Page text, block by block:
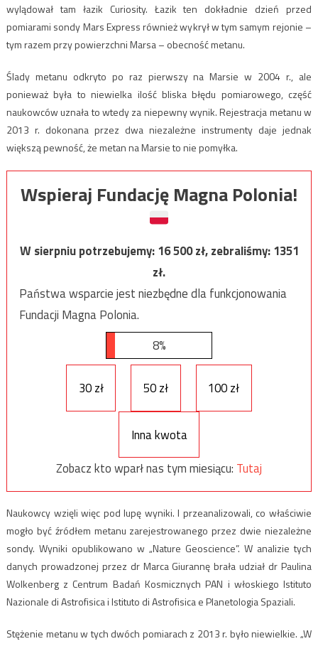
wylądował tam łazik Curiosity. Łazik ten dokładnie dzień przed
pomiarami sondy Mars Express również wykrył w tym samym rejonie –
tym razem przy powierzchni Marsa – obecność metanu.
Ślady metanu odkryto po raz pierwszy na Marsie w 2004 r., ale
ponieważ była to niewielka ilość bliska błędu pomiarowego, część
naukowców uznała to wtedy za niepewny wynik. Rejestracja metanu w
2013 r. dokonana przez dwa niezależne instrumenty daje jednak
większą pewność, że metan na Marsie to nie pomyłka.
Wspieraj Fundację Magna Polonia!
W sierpniu potrzebujemy:16 500zł, zebraliśmy:1351
zł.
Państwa wsparcie jest niezbędne dla funkcjonowania
Fundacji Magna Polonia.
8%
30 zł 50 zł 100 zł
Inna kwota
Zobacz kto wparł nas tym miesiącu: Tutaj
Naukowcy wzięli więc pod lupę wyniki. I przeanalizowali, co właściwie
mogło być źródłem metanu zarejestrowanego przez dwie niezależne
sondy. Wyniki opublikowano w „Nature Geoscience”. W analizie tych
danych prowadzonej przez dr Marca Giurannę brała udział dr Paulina
Wolkenberg z Centrum Badań Kosmicznych PAN i włoskiego Istituto
Nazionale di Astrofisica i Istituto di Astrofisica e Planetologia Spaziali.
Stężenie metanu w tych dwóch pomiarach z 2013 r. było niewielkie. „W